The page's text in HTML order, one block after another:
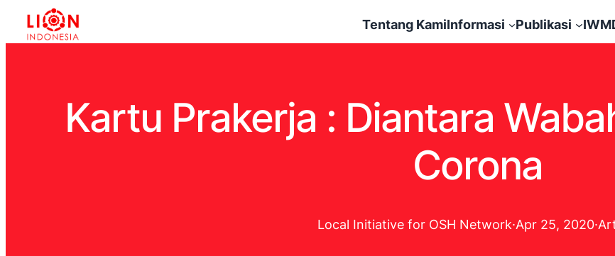
Tentang KamiInformasi Publikasi
Kartu Prakerja : Diantara
Corona
Local Initiative for OSH Network·Apr 25, 2020·